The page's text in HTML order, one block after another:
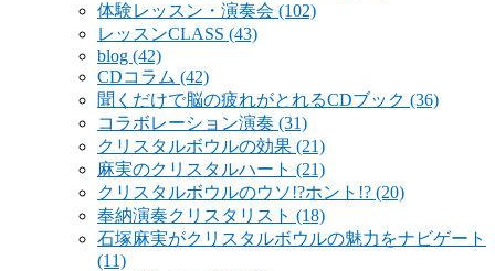
体験レッスン・演奏会 (102)
レッスンCLASS (43)
blog (42)
CDコラム (42)
聞くだけで脳の疲れがとれるCDブック (36)
コラボレーション演奏 (31)
クリスタルボウルの効果 (21)
麻実のクリスタルハート (21)
クリスタルボウルのウソ!?ホント!? (20)
奉納演奏クリスタリスト (18)
石塚麻実がクリスタルボウルの魅力をナビゲート
(11)